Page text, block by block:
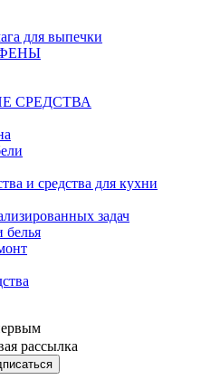
для выпечки
СРЕДСТВА
и средства для кухни
задач
белья
рассылка